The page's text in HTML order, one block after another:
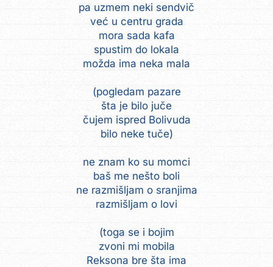
pa uzmem neki sendvič
već u centru grada
mora sada kafa
spustim do lokala
možda ima neka mala
(pogledam pazare
šta je bilo juče
čujem ispred Bolivuda
bilo neke tuče)
ne znam ko su momci
baš me nešto boli
ne razmišljam o sranjima
razmišljam o lovi
(toga se i bojim
zvoni mi mobila
Reksona bre šta ima